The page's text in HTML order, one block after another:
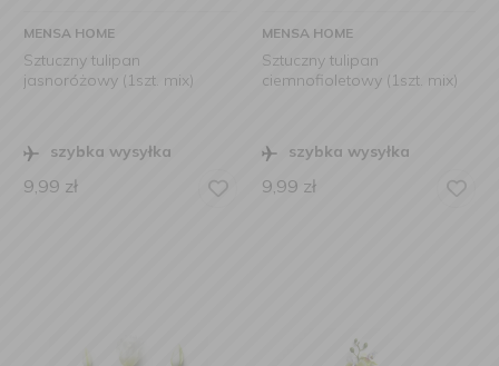
MENSA HOME
Sztuczny tulipan
jasnoróżowy (1szt. mix)
szybka wysyłka
9,99 zł
MENSA HOME
Sztuczny tulipan
ciemnofioletowy (1szt. mix)
szybka wysyłka
9,99 zł